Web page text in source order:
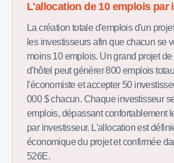
L'allocation de 10 emplois par
La création totale d'emplois d'un
les investisseurs afin que chacun se
moins 10 emplois. Un grand projet
d'hôtel peut générer 800 emplois
l'économiste et accepter 50
000 $ chacun. Chaque investisseur
emplois, dépassant confortablement
par investisseur. L'allocation est
économique du projet et confirmée
526E.